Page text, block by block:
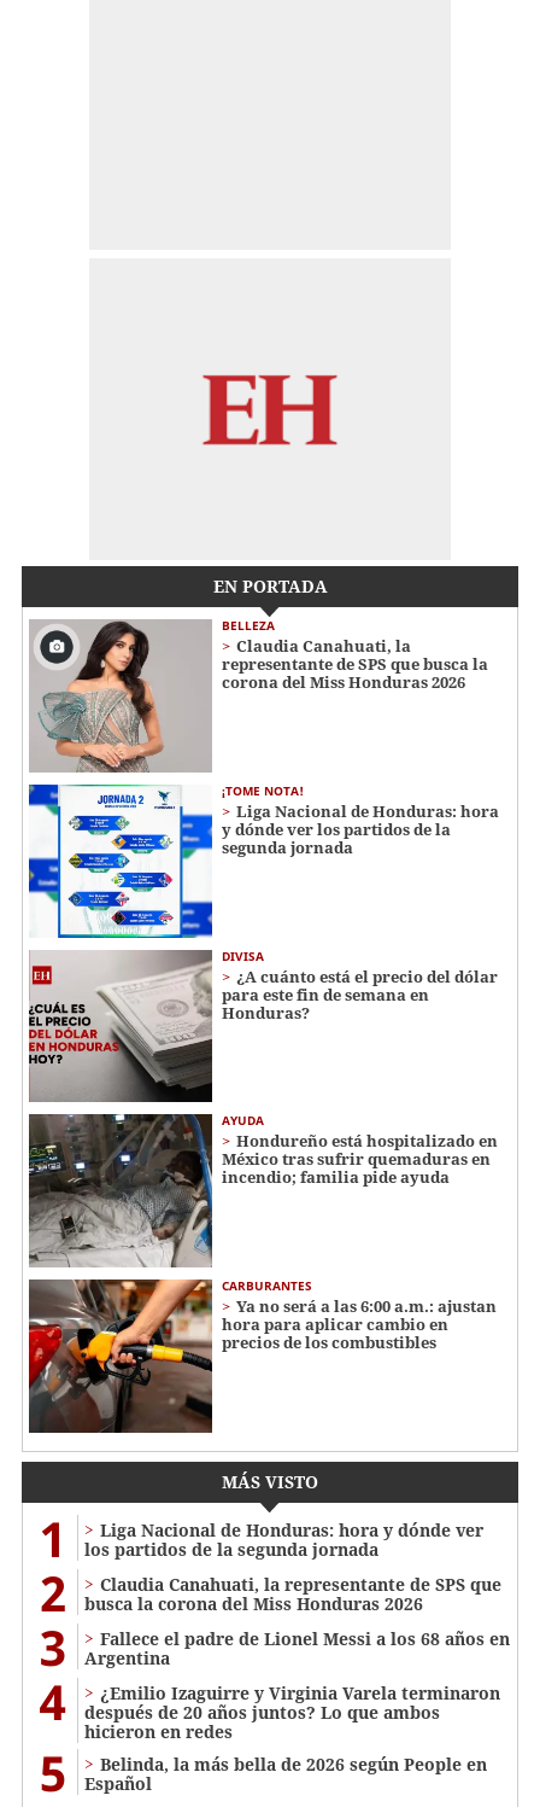
EN PORTADA
BELLEZA
Claudia Canahuati, la
representante de SPS que busca la
corona del Miss Honduras 2026
¡TOME NOTA!
Liga Nacional de Honduras: hora
y dónde ver los partidos de la
segunda jornada
DIVISA
¿A cuánto está el precio del dólar
para este fin de semana en
Honduras?
AYUDA
Hondureño está hospitalizado en
México tras sufrir quemaduras en
incendio; familia pide ayuda
CARBURANTES
Ya no será a las 6:00 a.m.: ajustan
hora para aplicar cambio en
precios de los combustibles
MÁS VISTO
1
Liga Nacional de Honduras: hora y dónde ver
los partidos de la segunda jornada
2
Claudia Canahuati, la representante de SPS que
busca la corona del Miss Honduras 2026
3
Fallece el padre de Lionel Messi a los 68 años en
Argentina
4
¿Emilio Izaguirre y Virginia Varela terminaron
después de 20 años juntos? Lo que ambos
hicieron en redes
5
Belinda, la más bella de 2026 según People en
Español